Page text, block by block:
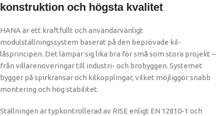
konstruktion och högsta kvalitet
HANA är ett kraftfullt och användarvänligt
modulställningssystem baserat på den beprövade kil-
låsprincipen. Det lämpar sig lika bra för små som stora projekt –
från villarenoveringar till industri- och brobyggen. Systemet
bygger på spirkransar och kilkopplingar, vilket möjliggör snabb
montering och hög stabilitet.
Ställningen är typkontrollerad av RISE enligt EN 12810-1 och